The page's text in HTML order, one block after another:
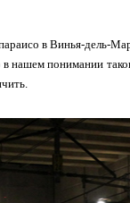
в Винья-дель-
нашем понимании